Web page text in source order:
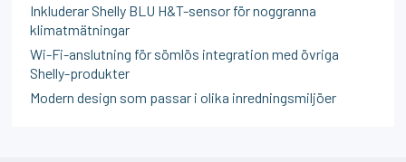
Inkluderar Shelly BLU H&T-sensor för noggranna
klimatmätningar
Wi-Fi-anslutning för sömlös integration med övriga
Shelly-produkter
Modern design som passar i olika inredningsmiljöer